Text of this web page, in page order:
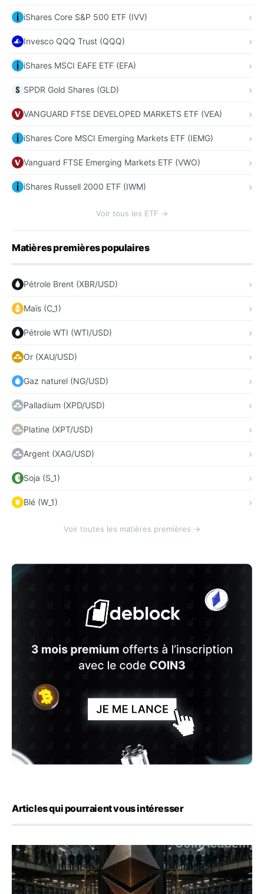
iShares Core S&P 500 ETF (IVV)
Invesco QQQ Trust (QQQ)
iShares MSCI EAFE ETF (EFA)
SPDR Gold Shares (GLD)
VANGUARD FTSE DEVELOPED MARKETS ETF (VEA)
iShares Core MSCI Emerging Markets ETF (IEMG)
Vanguard FTSE Emerging Markets ETF (VWO)
iShares Russell 2000 ETF (IWM)
Voir tous les ETF →
Matières premières populaires
Pétrole Brent (XBR/USD)
Maïs (C_1)
Pétrole WTI (WTI/USD)
Or (XAU/USD)
Gaz naturel (NG/USD)
Palladium (XPD/USD)
Platine (XPT/USD)
Argent (XAG/USD)
Soja (S_1)
Blé (W_1)
Voir toutes les matières premières →
Articles qui pourraient vous intéresser
ETH : Ethereum veut brûler les récompenses des